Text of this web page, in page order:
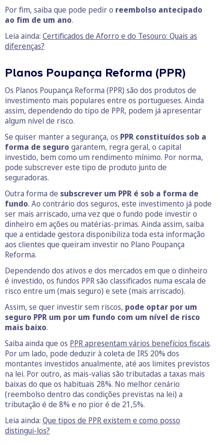
Por fim, saiba que pode pedir o reembolso antecipado
ao fim de um ano.
Leia ainda: Certificados de Aforro e do Tesouro: Quais as
diferenças?
Planos Poupança Reforma (PPR)
Os Planos Poupança Reforma (PPR) são dos produtos de
investimento mais populares entre os portugueses. Ainda
assim, dependendo do tipo de PPR, podem já apresentar
algum nível de risco.
Se quiser manter a segurança, os PPR constituídos sob a
forma de seguro garantem, regra geral, o capital
investido, bem como um rendimento mínimo. Por norma,
pode subscrever este tipo de produto junto de
seguradoras.
Outra forma de subscrever um PPR é sob a forma de
fundo. Ao contrário dos seguros, este investimento já pode
ser mais arriscado, uma vez que o fundo pode investir o
dinheiro em ações ou matérias-primas. Ainda assim, saiba
que a entidade gestora disponibiliza toda esta informação
aos clientes que queiram investir no Plano Poupança
Reforma.
Dependendo dos ativos e dos mercados em que o dinheiro
é investido, os fundos PPR são classificados numa escala de
risco entre um (mais seguro) e sete (mais arriscado).
Assim, se quer investir sem riscos, pode optar por um
seguro PPR um por um fundo com um nível de risco
mais baixo.
Saiba ainda que os PPR apresentam vários benefícios fiscais.
Por um lado, pode deduzir à coleta de IRS 20% dos
montantes investidos anualmente, até aos limites previstos
na lei. Por outro, as mais-valias são tributadas a taxas mais
baixas do que os habituais 28%. No melhor cenário
(reembolso dentro das condições previstas na lei) a
tributação é de 8% e no pior é de 21,5%.
Leia ainda: Que tipos de PPR existem e como posso
distingui-los?